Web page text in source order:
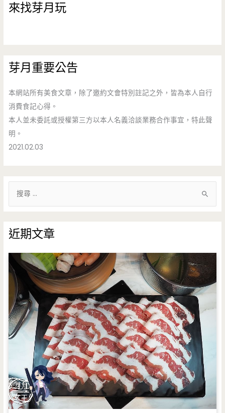
來找芽月玩
芽月重要公告
本網站所有美食文章，除了邀約文會特別註記之外，皆為本人自行
消費食記心得。
本人並未委託或授權第三方以本人名義洽談業務合作事宜，特此聲
明。
2021.02.03
鍵
字
:
近期文章